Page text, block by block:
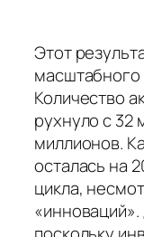
Этот
масштабного
Количество
рухнуло с 32
миллионов.
осталась на
цикла,